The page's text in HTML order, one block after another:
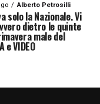
Alberto Petrosilli
solo la Nazionale. Vi
dietro le quinte
male del
e VIDEO